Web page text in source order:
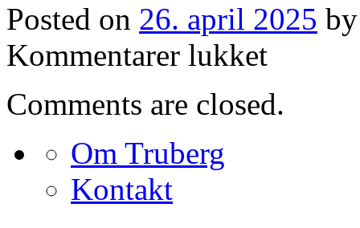
Posted on 26. april 2025 by
Kommentarer lukket
Grønvald
Comments are closed.
Om Truberg
Kontakt